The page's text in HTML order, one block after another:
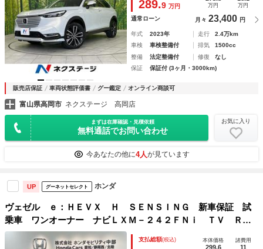
289.9 万円 万円 万円
通常ローン 月々 23,400 円
年式 2023年 走行
2.4万km
車検
車検整備付 排気
1500cc
整備
法定整備付 修復
なし
保証
保証付 (3ヶ月・3000km)
販売店保証 車両状態評価書 グー鑑定 オンライン商談可
富山県高岡市 ネクステージ 高岡店
まずは在庫確認・見積依頼
無料通話でお問い合わせ
お気に入り
今あなたの他に4人が見ています
UP グーネットセレクト ホンダ
ヴェゼル ｅ：ＨＥＶＸ Ｈ ＳＥＮＳＩＮＧ 新車保証 試
乗車 ワンオーナー ナビＬＸＭ－２４２ＦＮｉ ＴＶ Ｒカ
メラ ＢＴオ－ディオ ドラレコ ＥＴＣ ＬＥＤライト Ｖ
ＳＡ シートヒーター クルコン アルミ フォグ ＡＡＣ
支払総額(税込) 本体価格
299.6
諸費用
11